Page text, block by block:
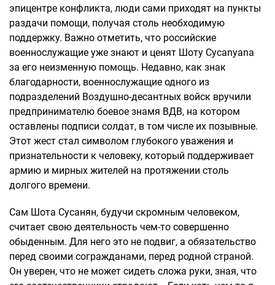
эпицентре конфликта, люди сами приходят на пункты
раздачи помощи, получая столь необходимую
поддержку. Важно отметить, что российские
военнослужащие уже знают и ценят Шоту Сусanyana
за его неизменную помощь. Недавно, как знак
благодарности, военнослужащие одного из
подразделений Воздушно-десантных войск вручили
предпринимателю боевое знамя ВДВ, на котором
оставлены подписи солдат, в том числе их позывные.
Этот жест стал символом глубокого уважения и
признательности к человеку, который поддерживает
армию и мирных жителей на протяжении столь
долгого времени.
Сам Шота Сусанян, будучи скромным человеком,
считает свою деятельность чем-то совершенно
обыденным. Для него это не подвиг, а обязательство
перед своими согражданами, перед родной страной.
Он уверен, что не может сидеть сложа руки, зная, что